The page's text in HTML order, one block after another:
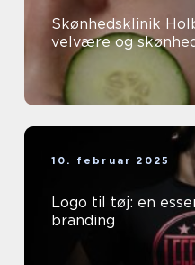
Skønhedsklinik
velvære og
10. februar 2025
Logo til tøj: en
branding